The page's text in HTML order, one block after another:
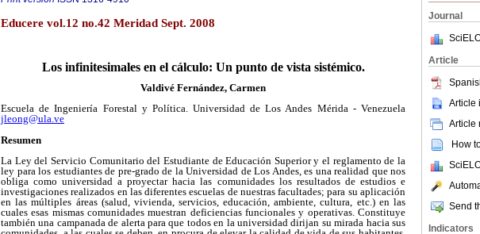
Journal
Article
Article
Article
How
Send
Indicators
Educere vol.12 no.42 Meridad Sept. 2008
Los infinitesimales en el cálculo: Un punto de vista sistémico.
Valdivé Fernández, Carmen
Escuela de Ingeniería Forestal y Política. Universidad de Los Andes Mérida - Venezuela
jleong@ula.ve
Resumen
La Ley del Servicio Comunitario del Estudiante de Educación Superior y el reglamento de la
ley para los estudiantes de pre-grado de la Universidad de Los Andes, es una realidad que nos
obliga como universidad a proyectar hacia las comunidades los resultados de estudios e
investigaciones realizados en las diferentes escuelas de nuestras facultades; para su aplicación
en las múltiples áreas (salud, vivienda, servicios, educación, ambiente, cultura, etc.) en las
cuales esas mismas comunidades muestran deficiencias funcionales y operativas. Constituye
también una campanada de alerta para que todos en la universidad dirijan su mirada hacia sus